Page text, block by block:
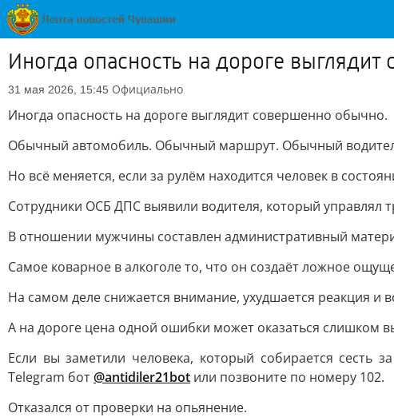
Иногда опасность на дороге
31 мая 2026, 15:45 Официально
Иногда опасность на дороге выглядит совершенно обычно.
Обычный автомобиль. Обычный маршрут. Обычный
Но всё меняется, если за рулём находится человек в
Сотрудники ОСБ ДПС выявили водителя, который управлял
В отношении мужчины составлен административный
Самое коварное в алкоголе то, что он создаёт ложное
На самом деле снижается внимание, ухудшается реакция и
А на дороге цена одной ошибки может оказаться слишком
Если вы заметили человека, который собирается сесть
Telegram бот@antidiler21bot или позвоните по номеру 102.
Отказался от проверки на опьянение.